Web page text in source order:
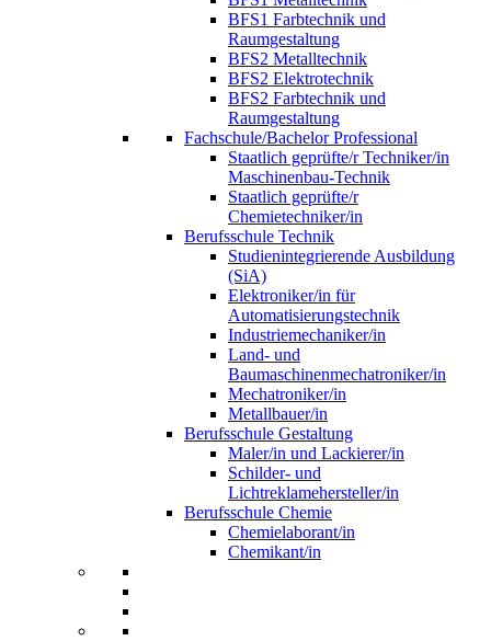
BFS1 Farbtechnik und
Raumgestaltung
BFS2 Metalltechnik
BFS2 Elektrotechnik
BFS2 Farbtechnik und
Raumgestaltung
Fachschule/Bachelor Professional
Staatlich geprüfte/r Techniker/in
Maschinenbau-Technik
Staatlich geprüfte/r
Chemietechniker/in
Berufsschule Technik
Studienintegrierende Ausbildung
(SiA)
Elektroniker/in für
Automatisierungstechnik
Industriemechaniker/in
Land- und
Baumaschinenmechatroniker/in
Mechatroniker/in
Metallbauer/in
Berufsschule Gestaltung
Maler/in und Lackierer/in
Schilder- und
Lichtreklamehersteller/in
Berufsschule Chemie
Chemielaborant/in
Chemikant/in